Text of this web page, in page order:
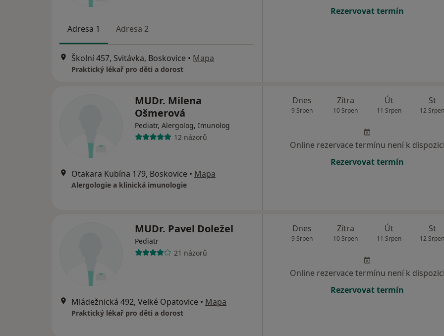
Adresa 1 Adresa 2
Školní 457, Svitávka, Boskovice • Mapa
Praktický lékař pro děti a dorost
Rezervovat termín
MUDr. Milena
Ošmerová
Pediatr, Alergolog, Imunolog
12 názorů
Otakara Kubína 179, Boskovice • Mapa
Alergologie a klinická imunologie
Dnes
9 Srpen
Zítra
10 Srpen
Út
11 Srpen
St
12 Srpen
Online rezervace termínu není k dispozici
Rezervovat termín
MUDr. Pavel Doležel
Pediatr
21 názorů
Mládežnická 492, Velké Opatovice • Mapa
Praktický lékař pro děti a dorost
Dnes
9 Srpen
Zítra
10 Srpen
Út
11 Srpen
St
12 Srpen
Online rezervace termínu není k dispozici
Rezervovat termín